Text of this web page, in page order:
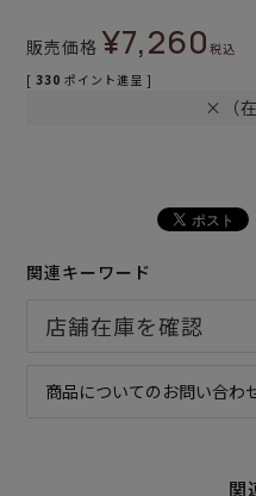
販売価格 ¥7,260税込
[ 330 ポイント進呈 ]
×（在
関連キーワード
商品についてのお問い合わ
関